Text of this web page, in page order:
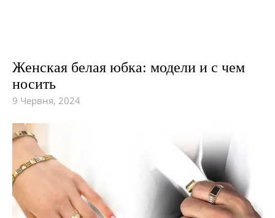
Женская белая юбка: модели и с чем
носить
9 Червня, 2024